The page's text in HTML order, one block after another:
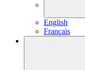
English
Français